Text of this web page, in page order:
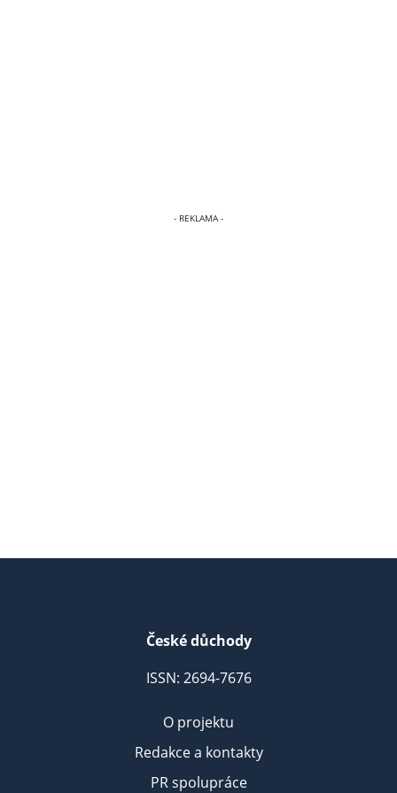
České důchody
ISSN: 2694-7676
O projektu
Redakce a kontakty
PR spolupráce